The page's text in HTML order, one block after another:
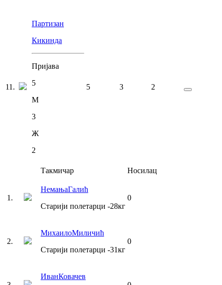
11 .
Партизан
Кикинда
Пријава
5
М
3
Ж
2
5 3 2
Такмичар Носилац
1 .
НемањаГалић
Старији полетарци -28кг
0
2.
МихаилоМиличић
Старији полетарци -31кг
0
ИванКовачев